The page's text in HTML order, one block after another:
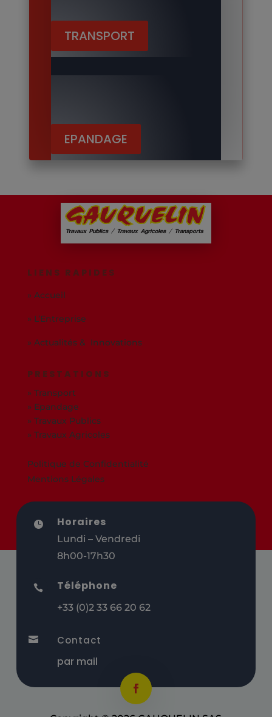
TRANSPORT
EPANDAGE
LIENS RAPIDES
» Accueil
» L’Entreprise
» Actualités & Innovations
PRESTATIONS
» Transport
» Epandage
» Travaux Publics
» Travaux Agricoles
Politique de Confidentialité
Mentions Légales
 Horaires
Lundi – Vendredi
8h00-17h30
 Téléphone
+33 (0)2 33 66 20 62
 Contact
par mail